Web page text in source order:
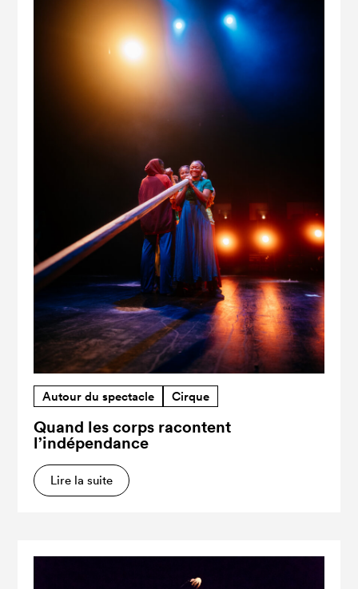
Autour du spectacle Cirque
Quand les corps racontent
l’indépendance
Lire la suite